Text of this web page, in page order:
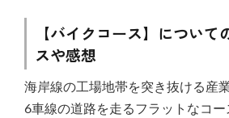
【バイクコース】について
スや感想
海岸線の工場地帯を突き抜ける産
6車線の道路を走るフラットなコー